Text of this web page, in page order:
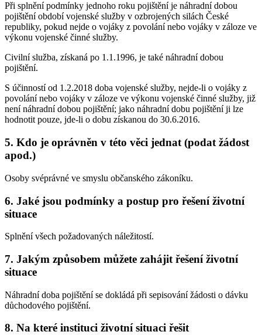
Při splnění podmínky jednoho roku pojištění je náhradní dobou
pojištění období vojenské služby v ozbrojených silách České
republiky, pokud nejde o vojáky z povolání nebo vojáky v záloze ve
výkonu vojenské činné služby.
Civilní služba, získaná po 1.1.1996, je také náhradní dobou
pojištění.
S účinností od 1.2.2018 doba vojenské služby, nejde-li o vojáky z
povolání nebo vojáky v záloze ve výkonu vojenské činné služby, již
není náhradní dobou pojištění; jako náhradní dobu pojištění ji lze
hodnotit pouze, jde-li o dobu získanou do 30.6.2016.
5. Kdo je oprávněn v této věci jednat (podat žádost
apod.)
Osoby svéprávné ve smyslu občanského zákoníku.
6. Jaké jsou podmínky a postup pro řešení životní
situace
Splnění všech požadovaných náležitostí.
7. Jakým způsobem můžete zahájit řešení životní
situace
Náhradní doba pojištění se dokládá při sepisování žádosti o dávku
důchodového pojištění.
8. Na které instituci životní situaci řešit